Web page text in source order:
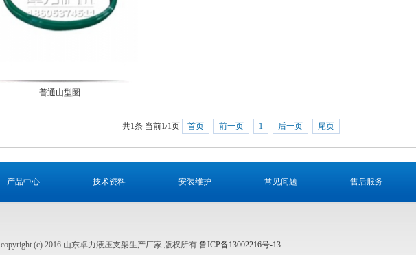
普通山型圈
共1条 当前1/1页 首页 前一页 1 后一页 尾页
产品中心 技术资料 安装维护 常见问题 售后服务
copyright (c) 2016 山东卓力液压支架生产厂家 版权所有 鲁ICP备13002216号-13